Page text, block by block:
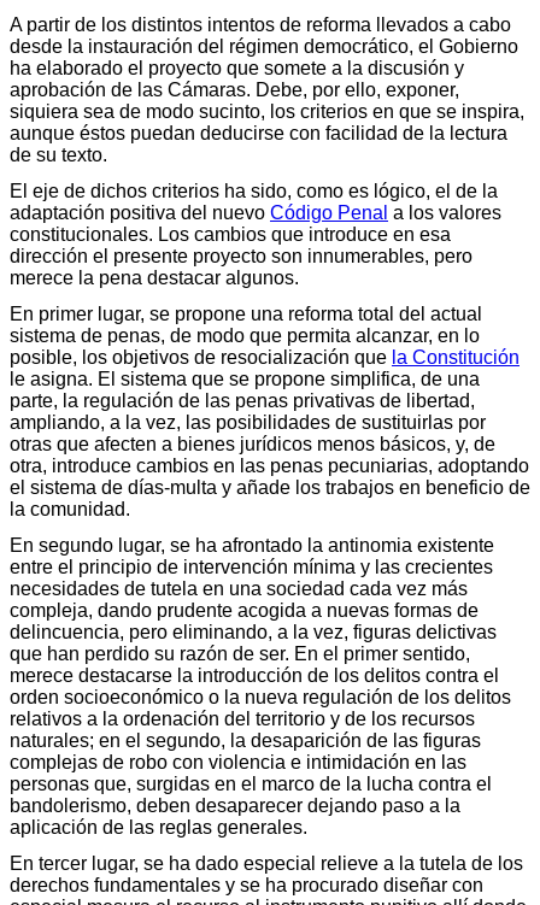
A partir de los distintos intentos de reforma llevados a cabo
desde la instauración del régimen democrático, el Gobierno
ha elaborado el proyecto que somete a la discusión y
aprobación de las Cámaras. Debe, por ello, exponer,
siquiera sea de modo sucinto, los criterios en que se inspira,
aunque éstos puedan deducirse con facilidad de la lectura
de su texto.
El eje de dichos criterios ha sido, como es lógico, el de la
adaptación positiva del nuevo Código Penal a los valores
constitucionales. Los cambios que introduce en esa
dirección el presente proyecto son innumerables, pero
merece la pena destacar algunos.
En primer lugar, se propone una reforma total del actual
sistema de penas, de modo que permita alcanzar, en lo
posible, los objetivos de resocialización que la Constitución
le asigna. El sistema que se propone simplifica, de una
parte, la regulación de las penas privativas de libertad,
ampliando, a la vez, las posibilidades de sustituirlas por
otras que afecten a bienes jurídicos menos básicos, y, de
otra, introduce cambios en las penas pecuniarias, adoptando
el sistema de días-multa y añade los trabajos en beneficio de
la comunidad.
En segundo lugar, se ha afrontado la antinomia existente
entre el principio de intervención mínima y las crecientes
necesidades de tutela en una sociedad cada vez más
compleja, dando prudente acogida a nuevas formas de
delincuencia, pero eliminando, a la vez, figuras delictivas
que han perdido su razón de ser. En el primer sentido,
merece destacarse la introducción de los delitos contra el
orden socioeconómico o la nueva regulación de los delitos
relativos a la ordenación del territorio y de los recursos
naturales; en el segundo, la desaparición de las figuras
complejas de robo con violencia e intimidación en las
personas que, surgidas en el marco de la lucha contra el
bandolerismo, deben desaparecer dejando paso a la
aplicación de las reglas generales.
En tercer lugar, se ha dado especial relieve a la tutela de los
derechos fundamentales y se ha procurado diseñar con